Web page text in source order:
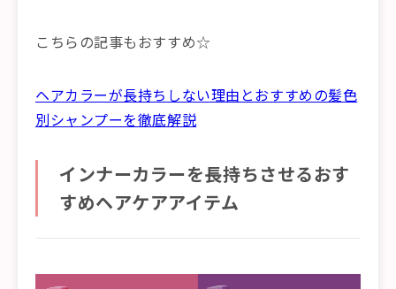
こちらの記事もおすすめ☆
ヘアカラーが長持ちしない理由とおすすめの髪色
別シャンプーを徹底解説
インナーカラーを長持ちさせるおす
すめヘアケアアイテム